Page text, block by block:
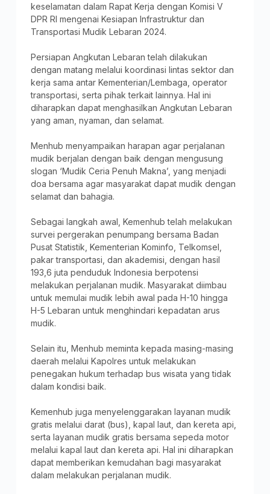
keselamatan dalam Rapat Kerja dengan Komisi V
DPR RI mengenai Kesiapan Infrastruktur dan
Transportasi Mudik Lebaran 2024.
Persiapan Angkutan Lebaran telah dilakukan
dengan matang melalui koordinasi lintas sektor dan
kerja sama antar Kementerian/Lembaga, operator
transportasi, serta pihak terkait lainnya. Hal ini
diharapkan dapat menghasilkan Angkutan Lebaran
yang aman, nyaman, dan selamat.
Menhub menyampaikan harapan agar perjalanan
mudik berjalan dengan baik dengan mengusung
slogan ‘Mudik Ceria Penuh Makna’, yang menjadi
doa bersama agar masyarakat dapat mudik dengan
selamat dan bahagia.
Sebagai langkah awal, Kemenhub telah melakukan
survei pergerakan penumpang bersama Badan
Pusat Statistik, Kementerian Kominfo, Telkomsel,
pakar transportasi, dan akademisi, dengan hasil
193,6 juta penduduk Indonesia berpotensi
melakukan perjalanan mudik. Masyarakat diimbau
untuk memulai mudik lebih awal pada H-10 hingga
H-5 Lebaran untuk menghindari kepadatan arus
mudik.
Selain itu, Menhub meminta kepada masing-masing
daerah melalui Kapolres untuk melakukan
penegakan hukum terhadap bus wisata yang tidak
dalam kondisi baik.
Kemenhub juga menyelenggarakan layanan mudik
gratis melalui darat (bus), kapal laut, dan kereta api,
serta layanan mudik gratis bersama sepeda motor
melalui kapal laut dan kereta api. Hal ini diharapkan
dapat memberikan kemudahan bagi masyarakat
dalam melakukan perjalanan mudik.